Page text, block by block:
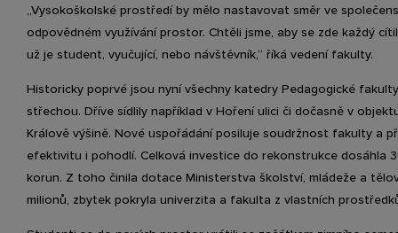
„Vysokoškolské prostředí by mělo nastavovat směr ve
odpovědném využívání prostor. Chtěli jsme, aby se zde každý
už je student, vyučující, nebo návštěvník,“ říká vedení fakulty.
Historicky poprvé jsou nyní všechny katedry Pedagogické
střechou. Dříve sídlily například v Hoření ulici či dočasně v
Králově výšině. Nové uspořádání posiluje soudržnost fakulty a
efektivitu i pohodlí. Celková investice do rekonstrukce dosáhla
korun. Z toho činila dotace Ministerstva školství, mládeže a
milionů, zbytek pokryla univerzita a fakulta z vlastních